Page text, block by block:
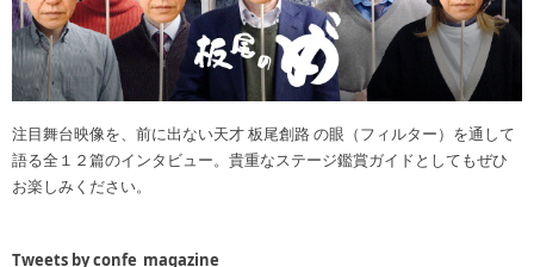
注目舞台映像を、前に出ない天才 板尾創路 の眼（フィルター）を通して
語る全１２篇のインタビュー。貴重なステージ鑑賞ガイドとしてもぜひ
お楽しみください。
Tweets by confe_magazine